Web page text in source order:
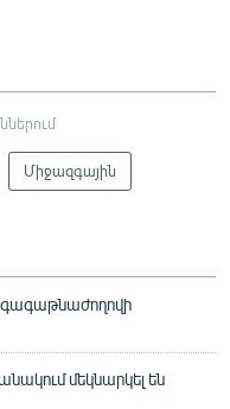
Միջազգային
մեկնարկել են